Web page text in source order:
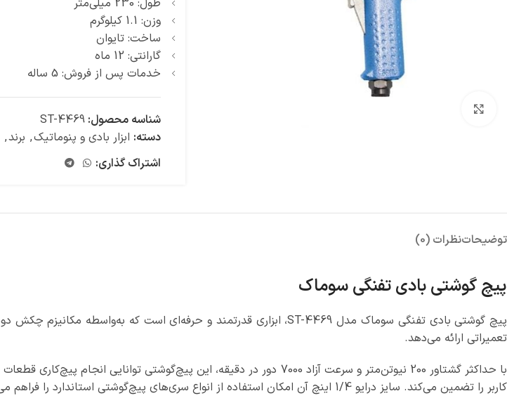
طول: 230 میلی‌متر
وزن: 1.1 کیلوگرم
ساخت: تایوان
گارانتی: 12 ماه
خدمات پس از فروش: 5 ساله
شناسه محصول: ST-4469
دسته: ابزار بادی و پنوماتیک, برند,
اشتراک گذاری:
توضیحاتنظرات (0)
پیچ گوشتی بادی تفنگی سوماک
تعمیراتی ارائه می‌دهد.
با حداکثر گشتاور 200 نیوتن‌متر و سرعت آزاد 7000 دور در دقیقه، این
کاربر را تضمین می‌کند. سایز درایو 1/4 اینچ آن امکان استفاده از انواع سری‌های پیچ‌گوشتی استاندارد را فراهم می‌کند.